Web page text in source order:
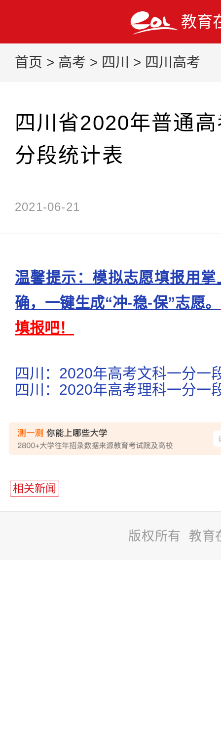
教育
首页 > 高考 > 四川 > 四川高考
四川省2020年普通
分段统计表
2021-06-21
温馨提示：模拟志愿填报用
确，一键生成“冲-稳-保”志愿。
填报吧！
四川：2020年高考文科一分一
四川：2020年高考理科一分一
相关新闻
版权所有 教育